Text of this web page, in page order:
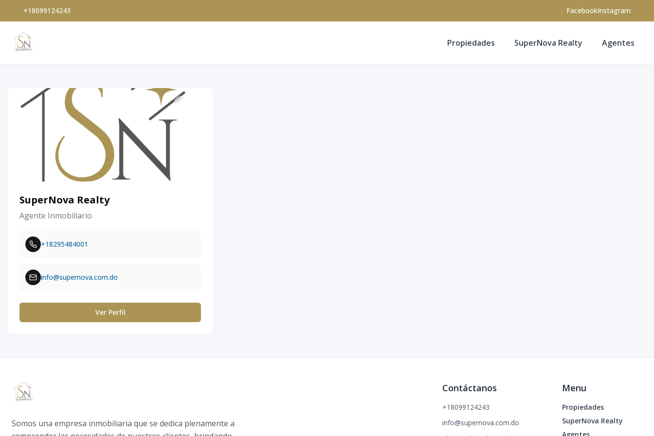
+18099124243 FacebookInstagram
Propiedades SuperNova Realty Agentes
SuperNova Realty
Agente Inmobiliario
+18295484001
info@supernova.com.do
Ver Perfil
Somos una empresa inmobiliaria que se dedica plenamente a
Contáctanos
+18099124243
info@supernova.com.do
Menu
Propiedades
SuperNova Realty